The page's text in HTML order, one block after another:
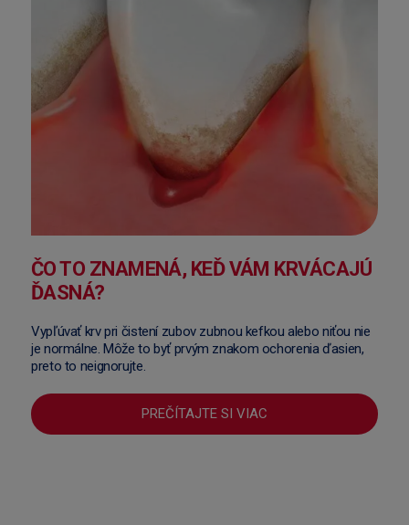
ČO TO ZNAMENÁ, KEĎ VÁM KRVÁCAJÚ
ĎASNÁ?
Vypľúvať krv pri čistení zubov zubnou kefkou alebo niťou nie
je normálne. Môže to byť prvým znakom ochorenia ďasien,
preto to neignorujte.
PREČÍTAJTE SI VIAC